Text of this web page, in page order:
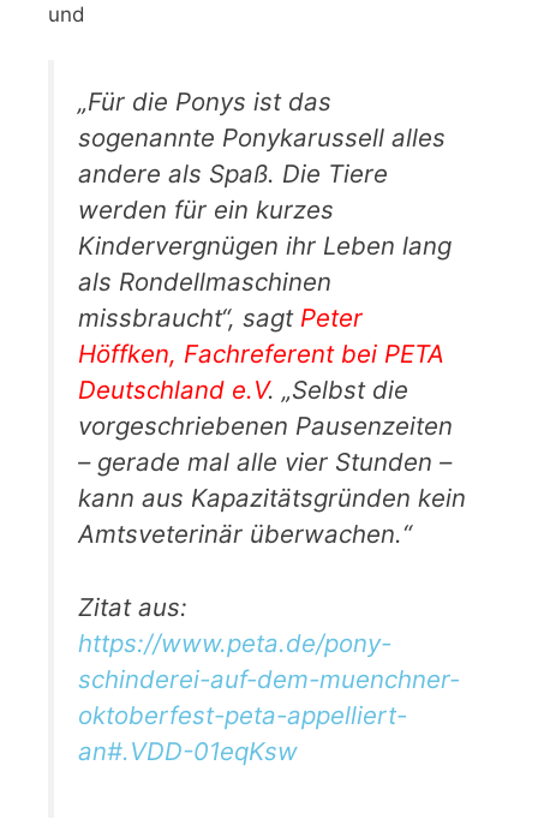
und
„Für die Ponys ist das
sogenannte Ponykarussell alles
andere als Spaß. Die Tiere
werden für ein kurzes
Kindervergnügen ihr Leben lang
als Rondellmaschinen
missbraucht“, sagt Peter
Höffken, Fachreferent bei PETA
Deutschland e.V. „Selbst die
vorgeschriebenen Pausenzeiten
– gerade mal alle vier Stunden –
kann aus Kapazitätsgründen kein
Amtsveterinär überwachen.“
Zitat aus:
https://www.peta.de/pony-
schinderei-auf-dem-muenchner-
oktoberfest-peta-appelliert-
an#.VDD-01eqKsw